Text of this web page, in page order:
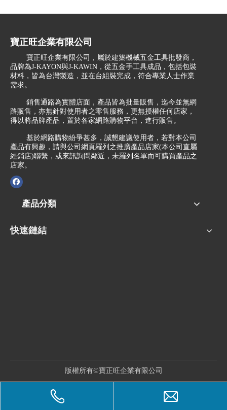
寶正旺企業有限公司
寶正旺企業有限公司，屬於建築機械五金工具批發商，
品牌為J-KAYON與J-KAWIN，從五金手工具成品，包括包裝
材料，皆為台灣製造，並在台組裝完成，符合專業人士作業
需求。
銷售通路為實體店面，產品皆為批量販售，迄今並無網
路販售，亦無針對使用者之零售服務，更無授權任何店家，
得以將品牌產品，置於各家網路購物平台，進行販售。
基於網路購物紛爭甚多，誠懇建議使用者，若對本公司
產品有興趣，請與公司網頁羅列之推廣產品店家(本公司直屬
經銷店)聯繫，或來訊詢問鄰近，未羅列名單而可購買產品之
店家。
產品分類
快速鏈結
版權所有©寶正旺企業有限公司